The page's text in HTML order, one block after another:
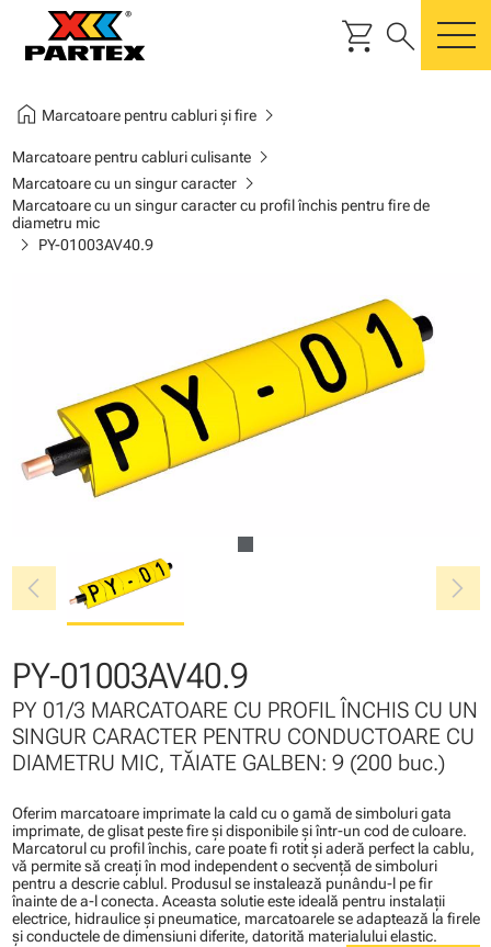
shopping_cart search
home Marcatoare pentru cabluri și firechevron_right
Marcatoare pentru cabluri culisantechevron_right
Marcatoare cu un singur caracterchevron_right
Marcatoare cu un singur caracter cu profil închis pentru fire de
diametru mic
chevron_right PY-01003AV40.9
chevron_left chevron_right
PY-01003AV40.9
PY 01/3 MARCATOARE CU PROFIL ÎNCHIS CU UN
SINGUR CARACTER PENTRU CONDUCTOARE CU
DIAMETRU MIC, TĂIATE GALBEN: 9 (200 buc.)
Oferim marcatoare imprimate la cald cu o gamă de simboluri gata
imprimate, de glisat peste fire şi disponibile şi într-un cod de culoare.
Marcatorul cu profil închis, care poate fi rotit şi aderă perfect la cablu,
vă permite să creaţi în mod independent o secvenţă de simboluri
pentru a descrie cablul. Produsul se instalează punându-l pe fir
înainte de a-l conecta. Aceasta solutie este ideală pentru instalaţii
electrice, hidraulice şi pneumatice, marcatoarele se adaptează la firele
şi conductele de dimensiuni diferite, datorită materialului elastic.